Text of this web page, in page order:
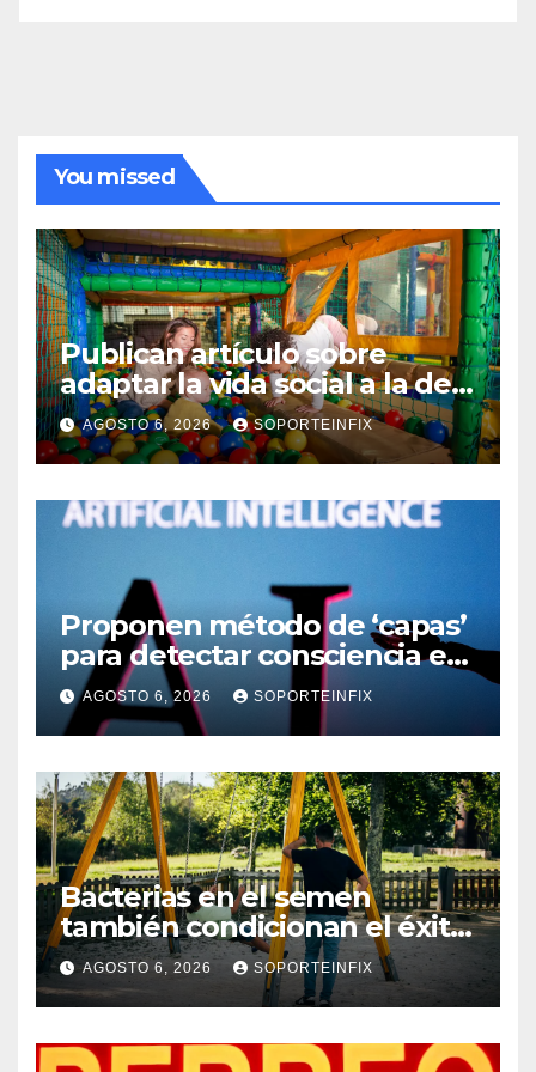
You missed
Publican artículo sobre
adaptar la vida social a la de
los hijos
AGOSTO 6, 2026 SOPORTEINFIX
Proponen método de ‘capas’
para detectar consciencia en
humanos e ingenios
artificiales
AGOSTO 6, 2026 SOPORTEINFIX
Bacterias en el semen
también condicionan el éxito
del embarazo: estudio
cambia el foco al microbioma
seminal
AGOSTO 6, 2026 SOPORTEINFIX